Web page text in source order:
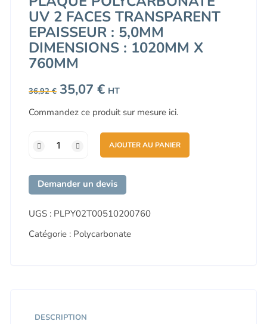
UV 2 FACES TRANSPARENT
EPAISSEUR : 5,0MM
DIMENSIONS : 1020MM X
760MM
36,92€ Le
prix
était :
35,07€Le
prix
est :
HT
Commandez ce produit sur mesure ici.
de
Polycarbonate
UV
2
Transparent
AJOUTER AU PANIER
Demander un devis
UGS : PLPY02T00510200760
Catégorie : Polycarbonate
DESCRIPTION